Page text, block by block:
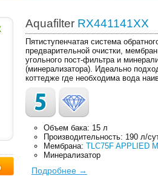
Aquafilter RX441141XX
Пятиступенчатая система
предварительной очистки,
угольного пост-фильтра и
(минерализатора). Идеально
коттедже где необходима вода
Объем бака: 15 л
Производительность: 190 л/
Мембрана: TLC75F APPLIED
Минерализатор
Подробнее →